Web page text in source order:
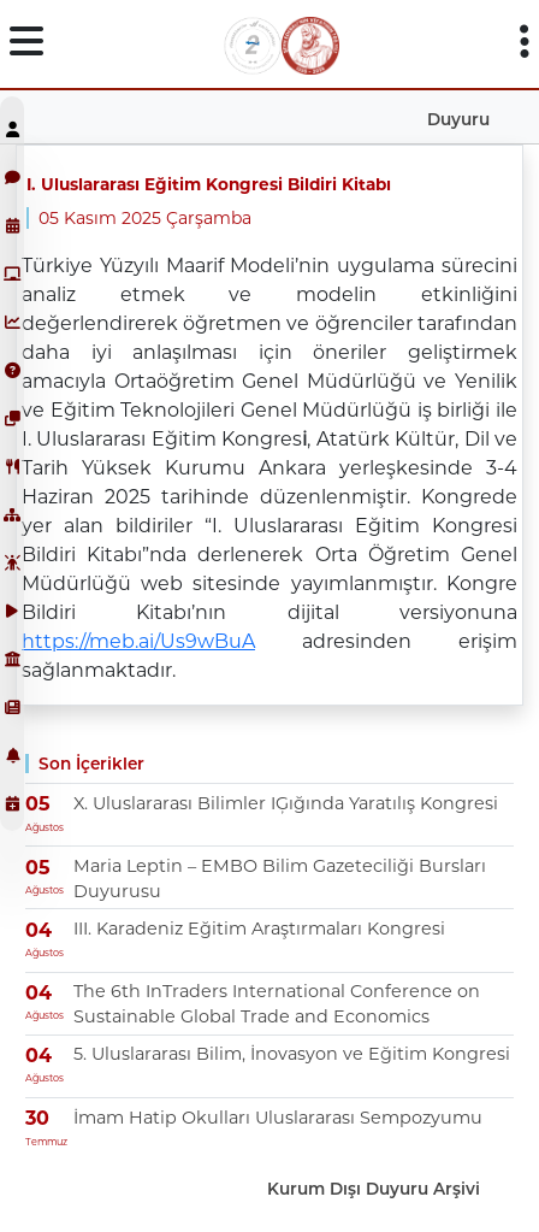
Duyuru
Son İçerikler
05
Ağustos
X. Uluslararası Bilimler IĢığında Yaratılış Kongresi
05
Ağustos
Maria Leptin – EMBO Bilim Gazeteciliği Bursları
Duyurusu
04
Ağustos
III. Karadeniz Eğitim Araştırmaları Kongresi
04
Ağustos
The 6th InTraders International Conference on
Sustainable Global Trade and Economics
04
Ağustos
5. Uluslararası Bilim, İnovasyon ve Eğitim Kongresi
30
Temmuz
İmam Hatip Okulları Uluslararası Sempozyumu
Kurum Dışı Duyuru Arşivi
I. Uluslararası Eğitim Kongresi Bildiri Kitabı
05 Kasım 2025 Çarşamba
Türkiye Yüzyılı Maarif Modeli’nin uygulama sürecini
analiz etmek ve modelin etkinliğini
değerlendirerek öğretmen ve öğrenciler tarafından
daha iyi anlaşılması için öneriler geliştirmek
amacıyla Ortaöğretim Genel Müdürlüğü ve Yenilik
ve Eğitim Teknolojileri Genel Müdürlüğü iş birliği ile
I. Uluslararası Eğitim Kongresi, Atatürk Kültür, Dil ve
Tarih Yüksek Kurumu Ankara yerleşkesinde 3-4
Haziran 2025 tarihinde düzenlenmiştir. Kongrede
yer alan bildiriler “I. Uluslararası Eğitim Kongresi
Bildiri Kitabı”nda derlenerek Orta Öğretim Genel
Müdürlüğü web sitesinde yayımlanmıştır. Kongre
Bildiri Kitabı’nın dijital versiyonuna
https://meb.ai/Us9wBuAadresinden erişim
sağlanmaktadır.